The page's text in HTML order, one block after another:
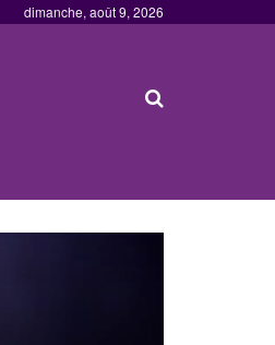
dimanche, août 9, 2026